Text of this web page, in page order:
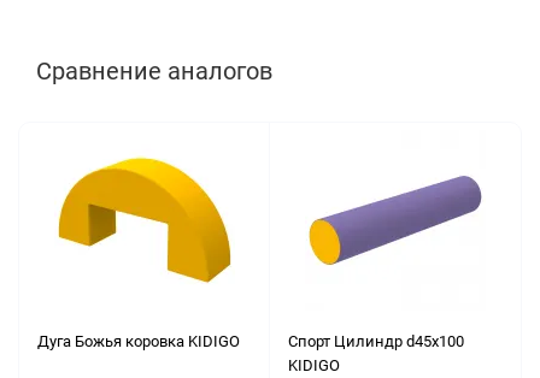
Сравнение аналогов
Дуга Божья коровка KIDIGO
Спорт Цилиндр d45х100
KIDIGO